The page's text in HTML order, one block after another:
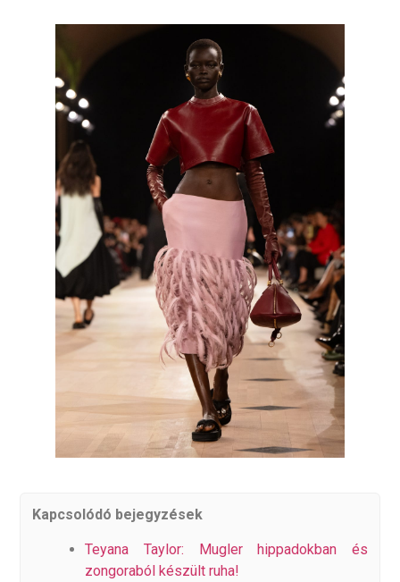
Kapcsolódó bejegyzések
Teyana Taylor: Mugler hippadokban és
zongoraból készült ruha!